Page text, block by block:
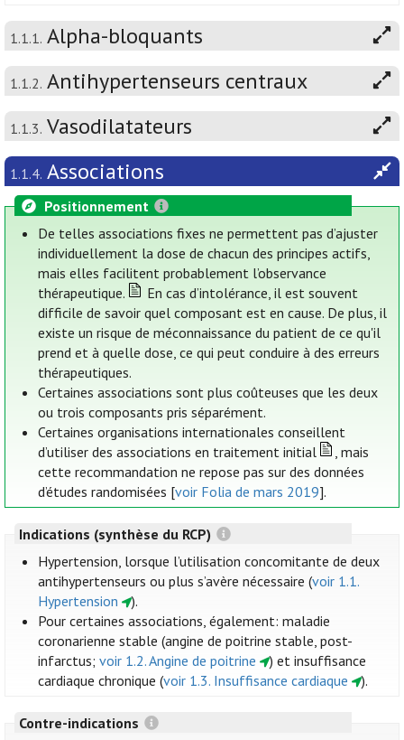
1.1.1. Alpha-bloquants
1.1.2. Antihypertenseurs centraux
1.1.3. Vasodilatateurs
1.1.4. Associations
Positionnement
De telles associations fixes ne permettent pas d’ajuster
individuellement la dose de chacun des principes actifs,
mais elles facilitent probablement l’observance
thérapeutique.
En cas d’intolérance, il est souvent
difficile de savoir quel composant est en cause. De plus, il
existe un risque de méconnaissance du patient de ce qu'il
prend et à quelle dose, ce qui peut conduire à des erreurs
thérapeutiques.
Certaines associations sont plus coûteuses que les deux
ou trois composants pris séparément.
Certaines organisations internationales conseillent
d’utiliser des associations en traitement initial
, mais
cette recommandation ne repose pas sur des données
d’études randomisées [voir Folia de mars 2019].
Indications (synthèse du RCP)
Hypertension, lorsque l’utilisation concomitante de deux
antihypertenseurs ou plus s’avère nécessaire (voir 1.1.
Hypertension
).
Pour certaines associations, également: maladie
coronarienne stable (angine de poitrine stable, post-
infarctus;voir 1.2. Angine de poitrine
) et insuffisance
cardiaque chronique (voir 1.3. Insuffisance cardiaque ).
Contre-indications